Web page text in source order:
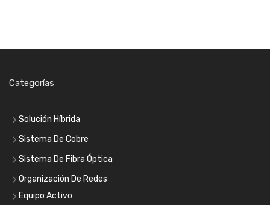
Categorías
Solución Híbrida
Sistema De Cobre
Sistema De Fibra Óptica
Organización De Redes
Equipo Activo